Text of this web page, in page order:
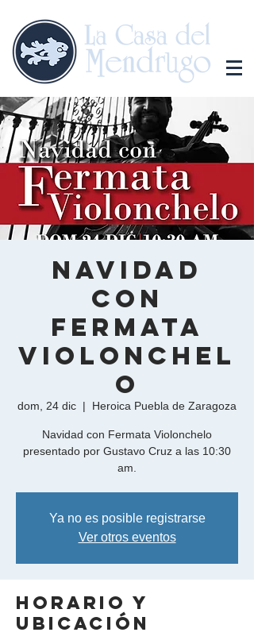
Navidad
con
Fermata
Violonchel
o
dom, 24 dic
  |
Heroica Puebla de Zaragoza
Navidad con Fermata Violonchelo
presentado por Gustavo Cruz a las 10:30
am.
Ya no es posible registrarse
Ver otros eventos
Horario y
ubicación